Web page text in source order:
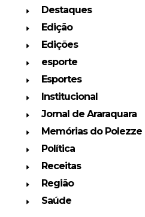
Destaques
Edição
Edições
esporte
Esportes
Institucional
Jornal de Araraquara
Memórias do Polezze
Política
Receitas
Região
Saúde